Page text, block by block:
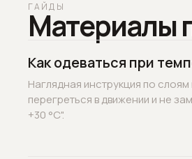
ГАЙДЫ
Материалы
Как одеваться при
Наглядная инструкция по
перегреться в движении и не
+30 °C".